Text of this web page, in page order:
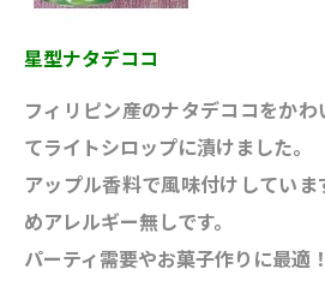
星型ナタデココ
フィリピン産のナタデココをか
てライトシロップに漬けました。
アップル香料で風味付けしてい
めアレルギー無しです。
パーティ需要やお菓子作りに最適！